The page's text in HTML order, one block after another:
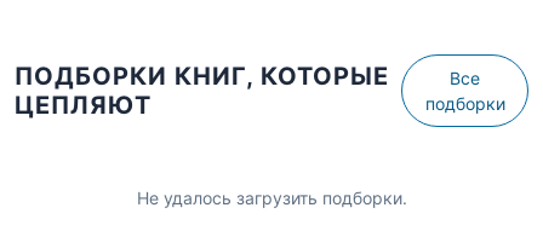
ПОДБОРКИ КНИГ, КОТОРЫЕ
ЦЕПЛЯЮТ
Все
подборки
Не удалось загрузить подборки.